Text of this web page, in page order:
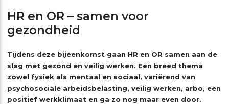
HR en OR – samen voor
gezondheid
Tijdens deze bijeenkomst gaan HR en OR samen aan de
slag met gezond en veilig werken. Een breed thema
zowel fysiek als mentaal en sociaal, variërend van
psychosociale arbeidsbelasting, veilig werken, arbo, een
positief werkklimaat en ga zo nog maar even door.